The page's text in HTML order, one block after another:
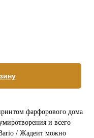
фарфорового дома
и всего
/ Жадеит можно